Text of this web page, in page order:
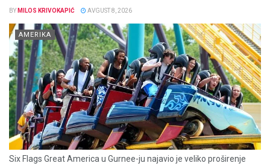
BY MILOS KRIVOKAPIĆ AVGUST 8, 2026
AMERIKA
Six Flags Great America u Gurnee-ju najavio je veliko proširenje